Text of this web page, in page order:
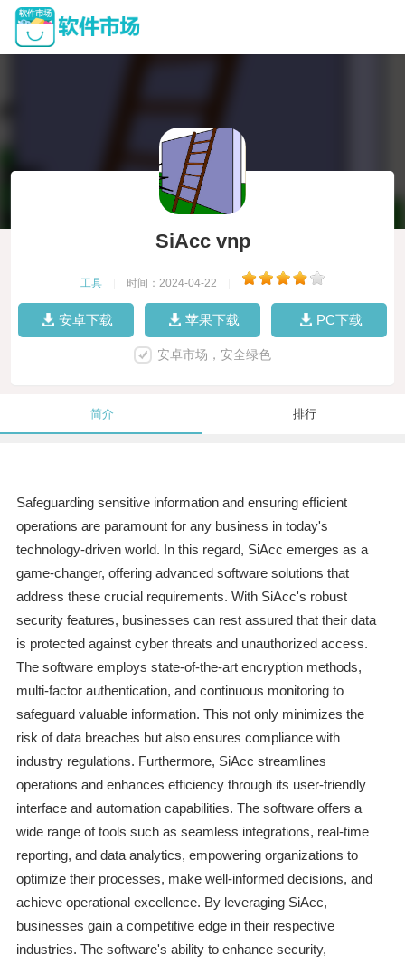
SiAcc vnp
工具 时间：2024-04-22
安卓下载 苹果下载 PC下载
安卓市场，安全绿色
简介 排行
Safeguarding sensitive information and ensuring efficient
operations are paramount for any business in today's
technology-driven world. In this regard, SiAcc emerges as a
game-changer, offering advanced software solutions that
address these crucial requirements. With SiAcc's robust
security features, businesses can rest assured that their data
is protected against cyber threats and unauthorized access.
The software employs state-of-the-art encryption methods,
multi-factor authentication, and continuous monitoring to
safeguard valuable information. This not only minimizes the
risk of data breaches but also ensures compliance with
industry regulations. Furthermore, SiAcc streamlines
operations and enhances efficiency through its user-friendly
interface and automation capabilities. The software offers a
wide range of tools such as seamless integrations, real-time
reporting, and data analytics, empowering organizations to
optimize their processes, make well-informed decisions, and
achieve operational excellence. By leveraging SiAcc,
businesses gain a competitive edge in their respective
industries. The software's ability to enhance security,